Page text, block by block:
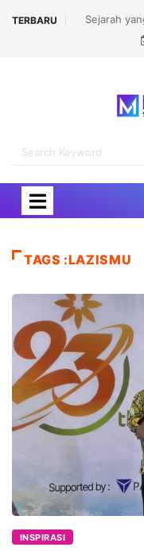
TERBARU
Maulid Tidak Boleh Berhenti
TAGS :LAZISMU
INSPIRASI